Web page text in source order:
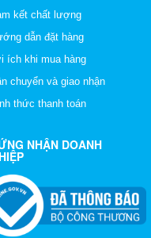
kết chất lượng
dẫn đặt hàng
ích khi mua hàng
chuyển và giao nhận
thức thanh toán
NHẬN DOANH